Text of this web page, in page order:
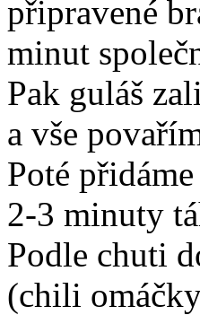
připravené
minut
Pak guláš
a vše
Poté
2-3 minuty
Podle chuti
(chili